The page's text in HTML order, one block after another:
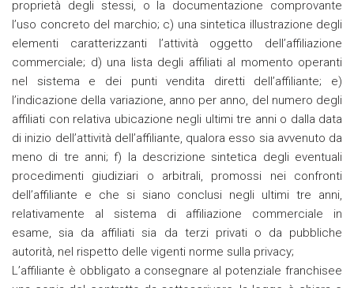
proprietà degli stessi, o la documentazione comprovante
l’uso concreto del marchio; c) una sintetica illustrazione degli
elementi caratterizzanti l’attività oggetto dell’affiliazione
commerciale; d) una lista degli affiliati al momento operanti
nel sistema e dei punti vendita diretti dell’affiliante; e)
l’indicazione della variazione, anno per anno, del numero degli
affiliati con relativa ubicazione negli ultimi tre anni o dalla data
di inizio dell’attività dell’affiliante, qualora esso sia avvenuto da
meno di tre anni; f) la descrizione sintetica degli eventuali
procedimenti giudiziari o arbitrali, promossi nei confronti
dell’affiliante e che si siano conclusi negli ultimi tre anni,
relativamente al sistema di affiliazione commerciale in
esame, sia da affiliati sia da terzi privati o da pubbliche
autorità, nel rispetto delle vigenti norme sulla privacy;
L’affiliante è obbligato a consegnare al potenziale franchisee